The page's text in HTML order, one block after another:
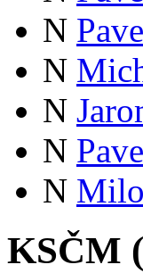
N
N
N
N
N
KSČM (